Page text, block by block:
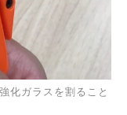
化ガラスを割ること